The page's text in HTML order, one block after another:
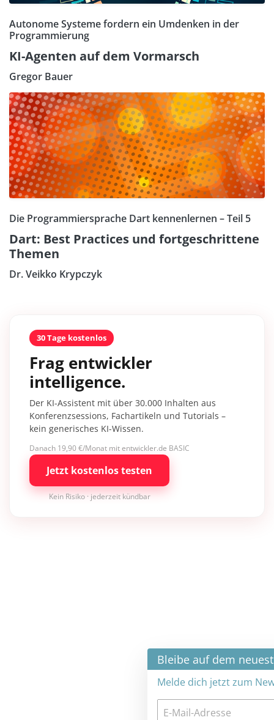
Autonome Systeme fordern ein Umdenken in der
Programmierung
KI-Agenten auf dem Vormarsch
Gregor Bauer
Die Programmiersprache Dart kennenlernen – Teil 5
Dart: Best Practices und fortgeschrittene
Themen
Dr. Veikko Krypczyk
30 Tage kostenlos
Frag entwickler
intelligence.
Der KI-Assistent mit über 30.000 Inhalten aus
Konferenzsessions, Fachartikeln und Tutorials –
kein generisches KI-Wissen.
Danach 19,90 €/Monat mit entwickler.de BASIC
Jetzt kostenlos testen
Kein Risiko · jederzeit kündbar
Bleibe auf dem neuesten Stand ×
Melde dich jetzt zum Newsletter an: